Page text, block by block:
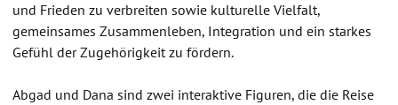
und Frieden zu verbreiten sowie kulturelle Vielfalt,
gemeinsames Zusammenleben, Integration und ein starkes
Gefühl der Zugehörigkeit zu fördern.
Abgad und Dana sind zwei interaktive Figuren, die die Reise